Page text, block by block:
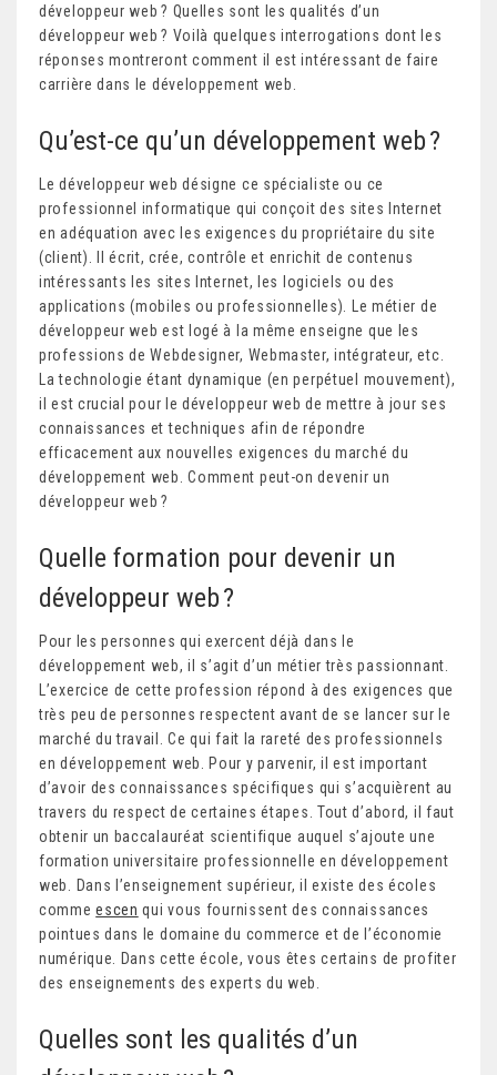
développeur web ? Quelles sont les qualités d’un
développeur web ? Voilà quelques interrogations dont les
réponses montreront comment il est intéressant de faire
carrière dans le développement web.
Qu’est-ce qu’un développement web ?
Le développeur web désigne ce spécialiste ou ce
professionnel informatique qui conçoit des sites Internet
en adéquation avec les exigences du propriétaire du site
(client). Il écrit, crée, contrôle et enrichit de contenus
intéressants les sites Internet, les logiciels ou des
applications (mobiles ou professionnelles). Le métier de
développeur web est logé à la même enseigne que les
professions de Webdesigner, Webmaster, intégrateur, etc.
La technologie étant dynamique (en perpétuel mouvement),
il est crucial pour le développeur web de mettre à jour ses
connaissances et techniques afin de répondre
efficacement aux nouvelles exigences du marché du
développement web. Comment peut-on devenir un
développeur web ?
Quelle formation pour devenir un
développeur web ?
Pour les personnes qui exercent déjà dans le
développement web, il s’agit d’un métier très passionnant.
L’exercice de cette profession répond à des exigences que
très peu de personnes respectent avant de se lancer sur le
marché du travail. Ce qui fait la rareté des professionnels
en développement web. Pour y parvenir, il est important
d’avoir des connaissances spécifiques qui s’acquièrent au
travers du respect de certaines étapes. Tout d’abord, il faut
obtenir un baccalauréat scientifique auquel s’ajoute une
formation universitaire professionnelle en développement
web. Dans l’enseignement supérieur, il existe des écoles
commeescen qui vous fournissent des connaissances
pointues dans le domaine du commerce et de l’économie
numérique. Dans cette école, vous êtes certains de profiter
des enseignements des experts du web.
Quelles sont les qualités d’un